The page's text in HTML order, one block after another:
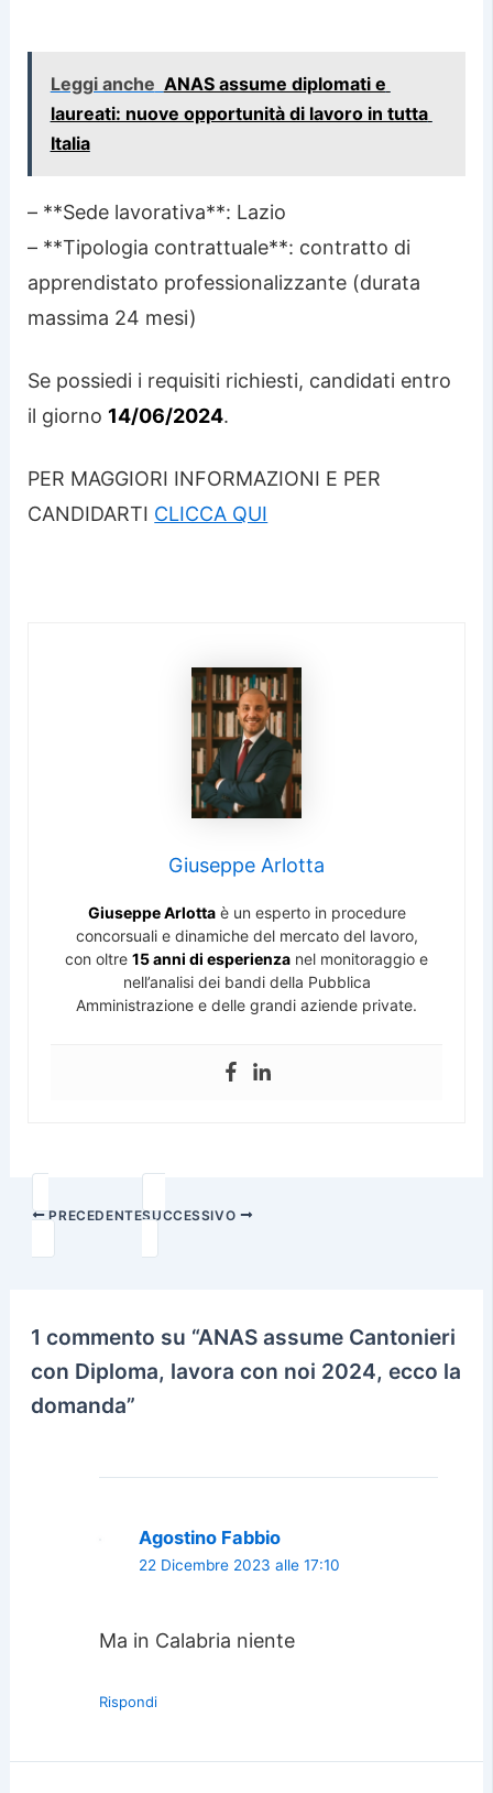
Leggi anche ANAS assume diplomati e
laureati: nuove opportunità di lavoro in tutta
Italia
– **Sede lavorativa**: Lazio
– **Tipologia contrattuale**: contratto di
apprendistato professionalizzante (durata
massima 24 mesi)
Se possiedi i requisiti richiesti, candidati entro
il giorno 14/06/2024.
PER MAGGIORI INFORMAZIONI E PER
CANDIDARTI CLICCA QUI
Giuseppe Arlotta
Giuseppe Arlottaè un esperto in procedure
concorsuali e dinamiche del mercato del lavoro,
con oltre 15 anni di esperienza nel monitoraggio e
nell’analisi dei bandi della Pubblica
Amministrazione e delle grandi aziende private.
PRECEDENTESUCCESSIVO
1 commento su “ANAS assume Cantonieri
con Diploma, lavora con noi 2024, ecco la
domanda”
Agostino Fabbio
22 Dicembre 2023 alle 17:10
Ma in Calabria niente
Rispondi